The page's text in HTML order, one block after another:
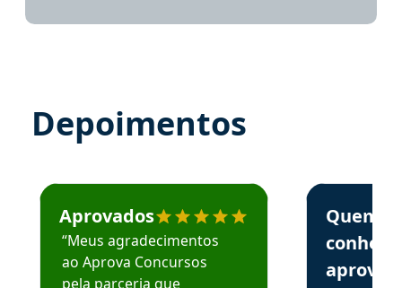
Depoimentos
Estudante José recomenda o Aprova Concursos em
Aprovados
“Meus agradecimentos
ao Aprova Concursos
pela parceria que
Estudante
Quem
aprova